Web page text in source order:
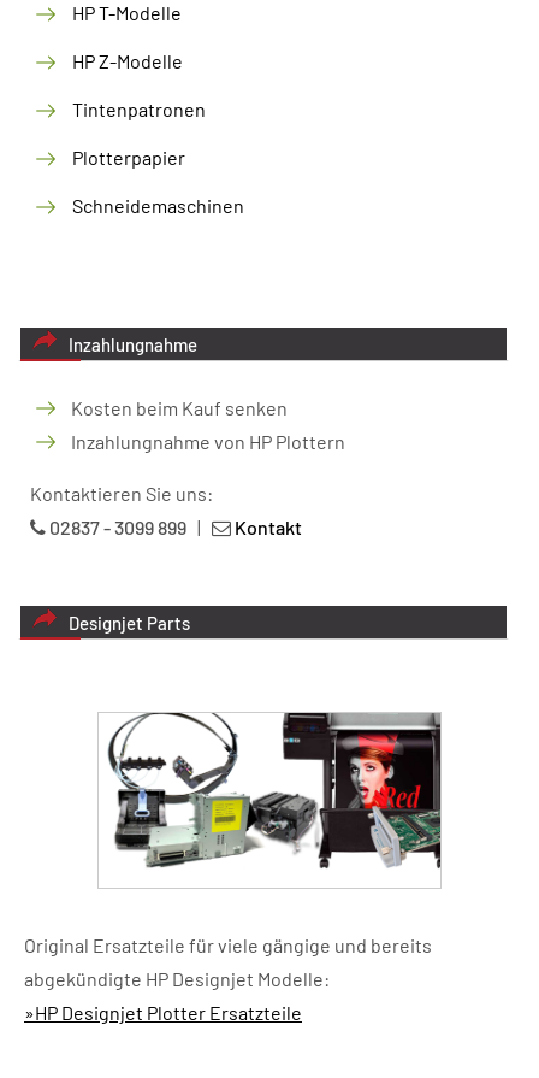
HP T-Modelle
HP Z-Modelle
Tintenpatronen
Plotterpapier
Schneidemaschinen
Inzahlungnahme
Kosten beim Kauf senken
Inzahlungnahme von HP Plottern
Kontaktieren Sie uns:
02837 - 3099 899 | Kontakt
Designjet Parts
Original Ersatzteile für viele gängige und bereits
abgekündigte HP Designjet Modelle:
»HP Designjet Plotter Ersatzteile